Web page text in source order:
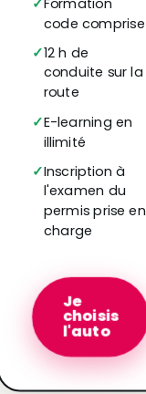
Formation
code comprise
12 h de
conduite sur la
route
E-learning en
illimité
Inscription à
l'examen du
permis prise en
charge
Je
choisis
l'auto